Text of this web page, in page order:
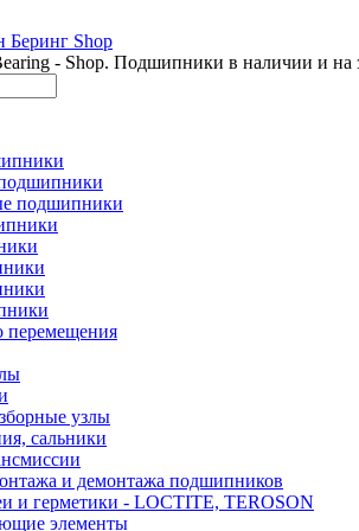
- Shop. Подшипники в наличии и на
подшипники
перемещения
узлы
сальники
и демонтажа подшипников
и герметики - LOCTITE, TEROSON
элементы